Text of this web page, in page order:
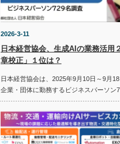
2026-3-11
日本経営協会、生成AIの業務活用
章校正」１位は？
日本経営協会は、2025年9月10日～9月18
企業・団体に勤務するビジネスパーソン